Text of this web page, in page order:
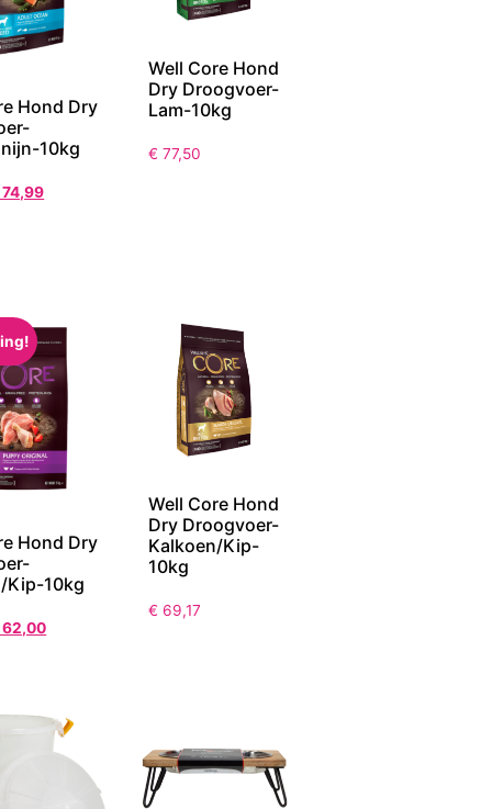
Hond Dry
10kg
74,99
Well Core Hond
Dry Droogvoer-
Lam-10kg
€ 77,50
Hond Dry
Kip-10kg
62,00
Well Core Hond
Dry Droogvoer-
Kalkoen/Kip-
10kg
€ 69,17